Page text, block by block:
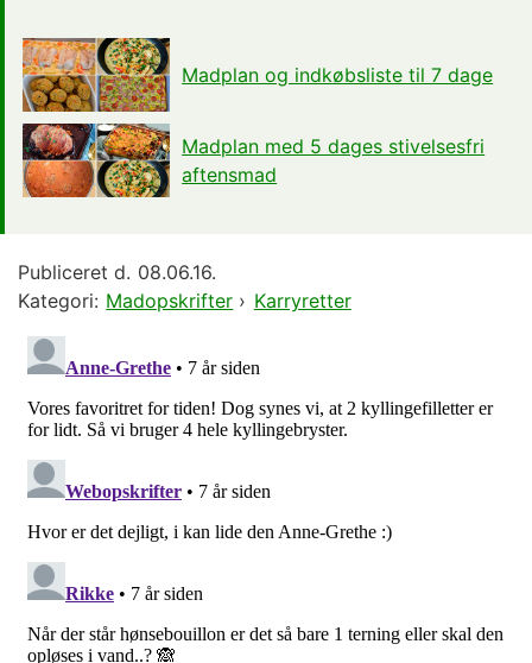
Madplan og indkøbsliste til 7 dage
Madplan med 5 dages stivelsesfri
aftensmad
Publiceret d. 08.06.16.
Kategori: Madopskrifter › Karryretter